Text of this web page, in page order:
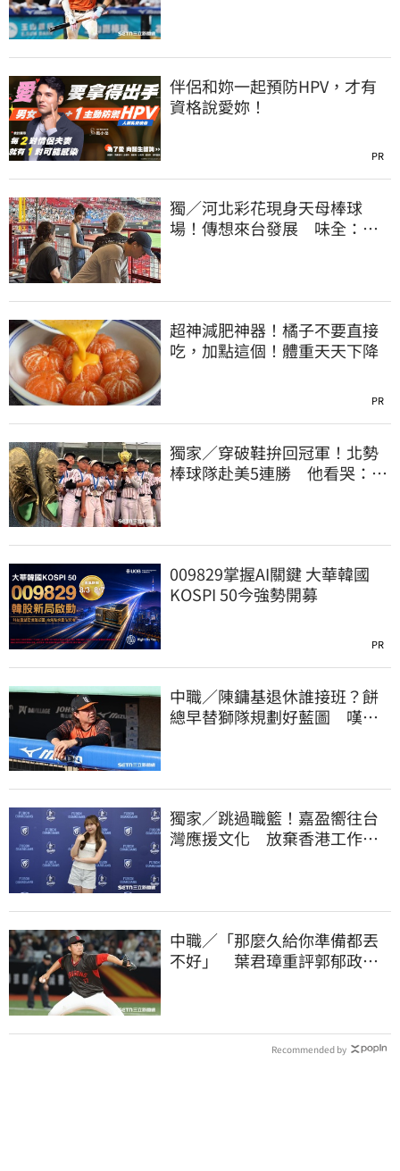
伴侶和妳一起預防HPV，才有
資格說愛妳！
PR
獨／河北彩花現身天母棒球
場！傳想來台發展 味全：歡
超神減肥神器！橘子不要直接
吃，加點這個！體重天天下降
PR
獨家／穿破鞋拚回冠軍！北勢
棒球隊赴美5連勝 他看哭：台
009829掌握AI關鍵 大華韓國
KOSPI 50今強勢開募
PR
中職／陳鏞基退休誰接班？餅
總早替獅隊規劃好藍圖 嘆新
獨家／跳過職籃！嘉盈嚮往台
灣應援文化 放棄香港工作跨
中職／「那麼久給你準備都丟
不好」 葉君璋重評郭郁政對
Recommended by